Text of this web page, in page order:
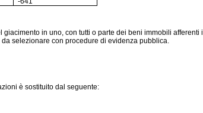
in uno, con tutti o parte dei beni immobili
selezionare con procedure di evidenza pubblica.
è sostituito dal seguente: